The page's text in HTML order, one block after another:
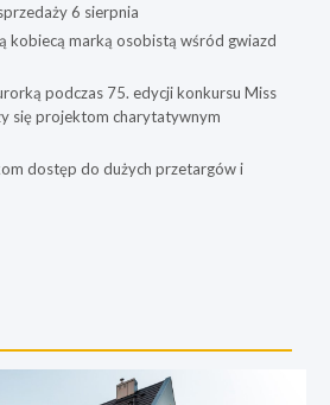
6 sierpnia
kobiecą marką osobistą wśród gwiazd
podczas 75. edycji konkursu Miss
się projektom charytatywnym
dostęp do dużych przetargów i